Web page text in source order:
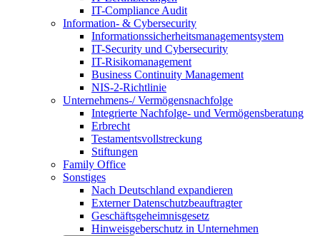
IT-Compliance Audit
Information- & Cybersecurity
Informationssicherheitsmanagementsystem
IT-Security und Cybersecurity
IT-Risikomanagement
Business Continuity Management
NIS-2-Richtlinie
Unternehmens-/Vermögensnachfolge
Integrierte Nachfolge- und Vermögensberatung
Erbrecht
Testamentsvollstreckung
Stiftungen
Family Office
Sonstiges
Nach Deutschland expandieren
Externer Datenschutzbeauftragter
Geschäftsgeheimnisgesetz
Hinweisgeberschutz in Unternehmen